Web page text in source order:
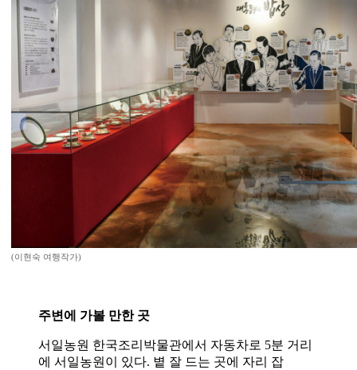
(이현숙 여행작가)
주변에 가볼 만한 곳
서일농원 한국조리박물관에서 자동차로 5분 거리
에 서일농원이 있다. 볕 잘 드는 곳에 자리 잡